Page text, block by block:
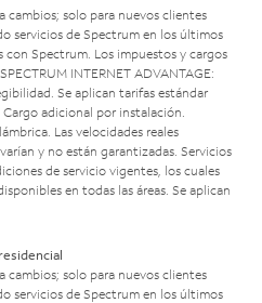
solo para nuevos clientes
servicios de Spectrum en los últimos
Spectrum. Los impuestos y cargos
INTERNET ADVANTAGE:
Se aplican tarifas estándar
adicional por instalación.
Las velocidades reales
y no están garantizadas. Servicios
de servicio vigentes, los cuales
en todas las áreas. Se aplican
solo para nuevos clientes
servicios de Spectrum en los últimos